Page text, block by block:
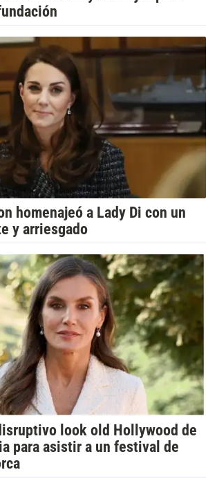
homenajeó a Lady Di con un
y arriesgado
look old Hollywood de
para asistir a un festival de